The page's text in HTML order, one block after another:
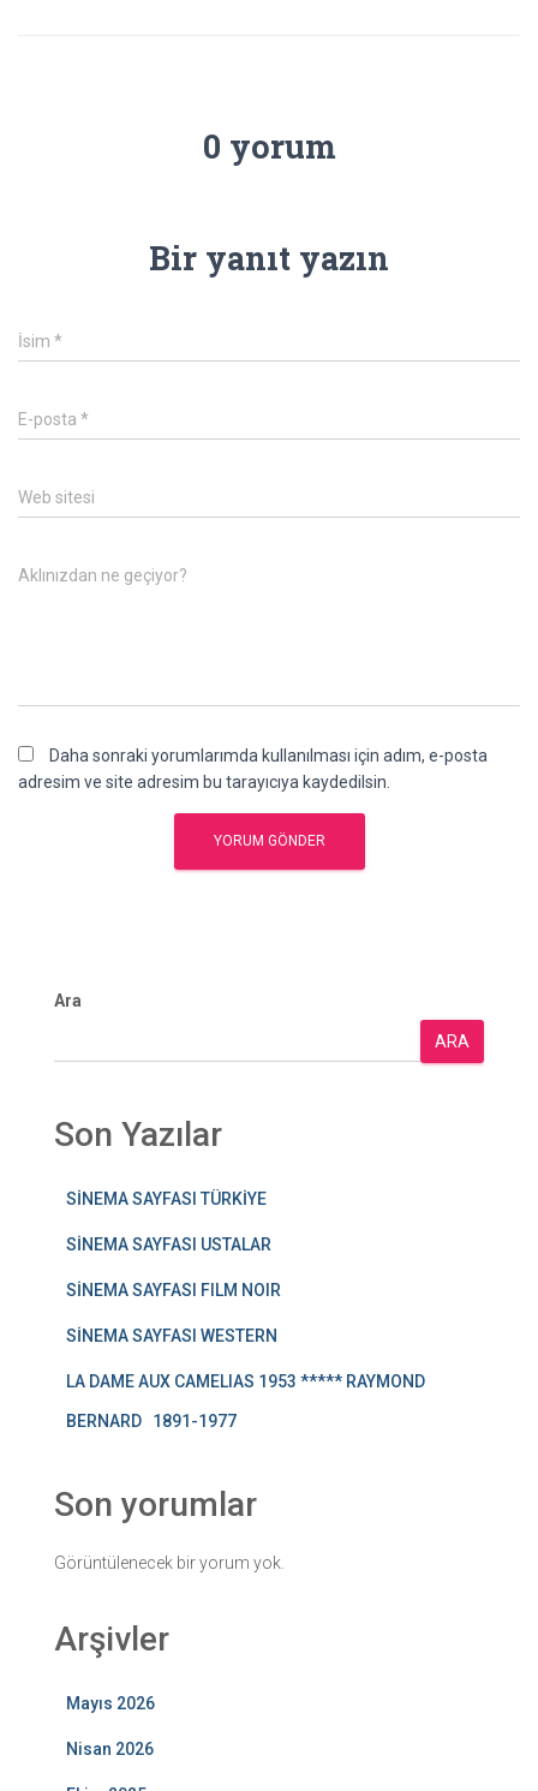
0 yorum
Bir yanıt yazın
İsim *
E-posta *
Web sitesi
Aklınızdan ne geçiyor?
Daha sonraki yorumlarımda kullanılması için adım, e-posta
adresim ve site adresim bu tarayıcıya kaydedilsin.
Ara
ARA
Son Yazılar
SİNEMA SAYFASI TÜRKİYE
SİNEMA SAYFASI USTALAR
SİNEMA SAYFASI FILM NOIR
SİNEMA SAYFASI WESTERN
LA DAME AUX CAMELIAS 1953 ***** RAYMOND
BERNARD 1891-1977
Son yorumlar
Görüntülenecek bir yorum yok.
Arşivler
Mayıs 2026
Nisan 2026